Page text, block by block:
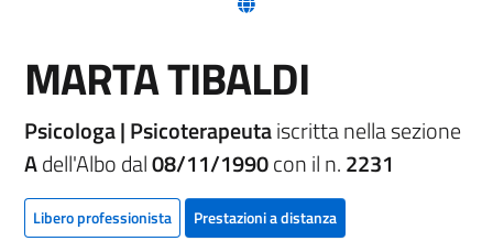
MARTA TIBALDI
Psicologa | Psicoterapeutaiscritta nella sezione
Adell'Albo dal08/11/1990con il n.2231
Libero professionista Prestazioni a distanza